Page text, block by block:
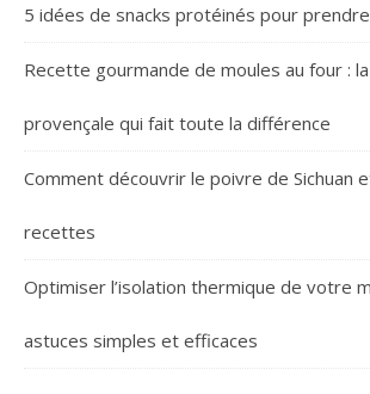
5 idées de snacks protéinés pour
Recette gourmande de moules au four :
provençale qui fait toute la différence
Comment découvrir le poivre de Sichuan
recettes
Optimiser l’isolation thermique de votre
astuces simples et efficaces